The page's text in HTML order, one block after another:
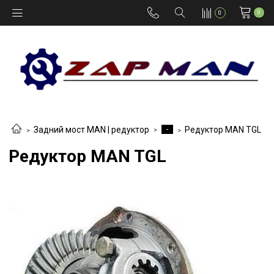
0 0
Задний мост MAN | редуктор - Редуктор MAN TGL
Редуктор MAN TGL